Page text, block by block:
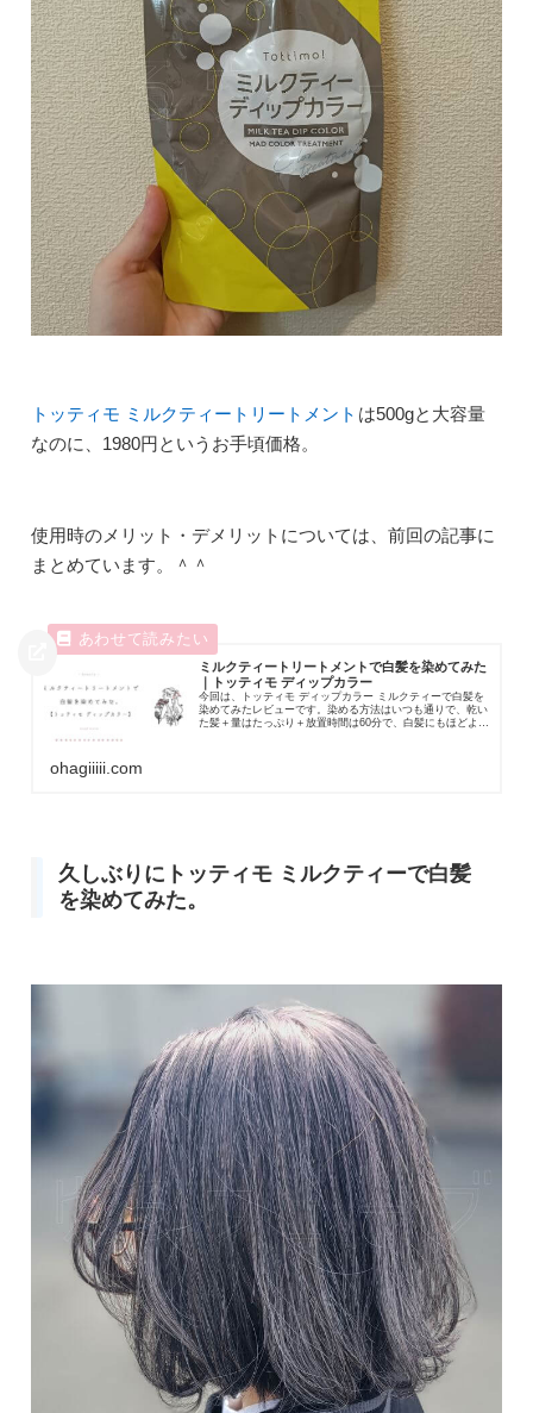
トッティモ ミルクティートリートメント は500gと大容量
なのに、1980円というお手頃価格。
使用時のメリット・デメリットについては、前回の記事に
まとめています。＾＾
ミルクティートリートメントで白髪を染めてみた
｜トッティモ ディップカラー
今回は、トッティモ ディップカラー ミルクティーで白髪を
染めてみたレビューです。染める方法はいつも通りで、乾い
た髪＋量はたっぷり＋放置時間は60分で、白髪にもほどよく
ohagiiiii.com
久しぶりにトッティモ ミルクティーで白髪
を染めてみた。